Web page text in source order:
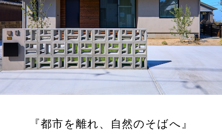
『都市を離れ、自然のそばへ』